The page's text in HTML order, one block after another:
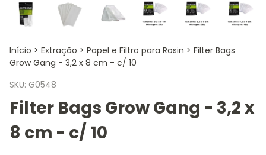
Início > Extração > Papel e Filtro para Rosin > Filter Bags
Grow Gang - 3,2 x 8 cm - c/ 10
SKU: G0548
Filter Bags Grow Gang - 3,2 x
8 cm - c/ 10